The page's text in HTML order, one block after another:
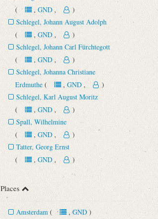
(, GND, )
Schlegel, Johann August Adolph
(, GND, )
Schlegel, Johann Carl Fürchtegott
(, GND, )
Schlegel, Johanna Christiane
Erdmuthe (, GND, )
Schlegel, Karl August Moritz
(, GND, )
Spall, Wilhelmine
(, GND, )
Tatter, Georg Ernst
(, GND, )
Places
Amsterdam (, GND)